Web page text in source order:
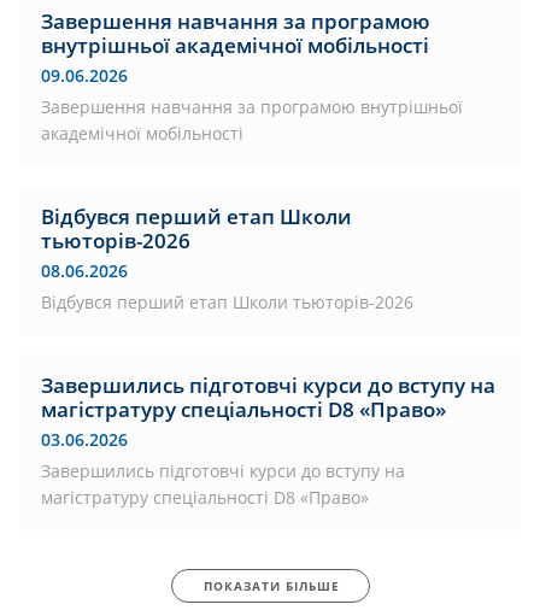
Завершення навчання за програмою
внутрішньої академічної мобільності
09.06.2026
Завершення навчання за програмою внутрішньої
академічної мобільності
Відбувся перший етап Школи
тьюторів-2026
08.06.2026
Відбувся перший етап Школи тьюторів-2026
Завершились підготовчі курси до вступу на
магістратуру спеціальності D8 «Право»
03.06.2026
Завершились підготовчі курси до вступу на
магістратуру спеціальності D8 «Право»
ПОКАЗАТИ БІЛЬШЕ